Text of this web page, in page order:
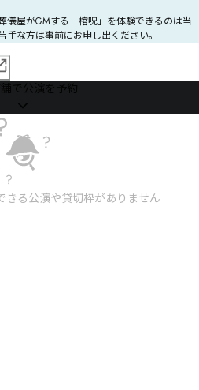
儀屋がGMする「棺呪」を体験できるのは当
な方は事前にお申し出ください。
で公演を予約
きる公演や貸切枠がありません